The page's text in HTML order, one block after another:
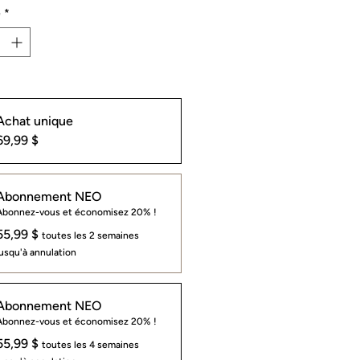
*
unique
$
NEO
vous et économisez 20% !
$ toutes les 2 semaines
annulation
NEO
vous et économisez 20% !
$ toutes les 4 semaines